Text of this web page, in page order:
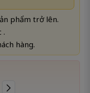
phẩm trở lên.
.
hàng.